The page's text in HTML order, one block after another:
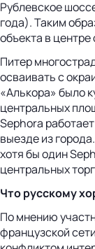
Рублевское
года). Таким
объекта в
Питер
осваивать с
«Алькора» было
центральных
Sephora
выезде из
хотя бы один
центральных
Что русскому
По мнению
французской